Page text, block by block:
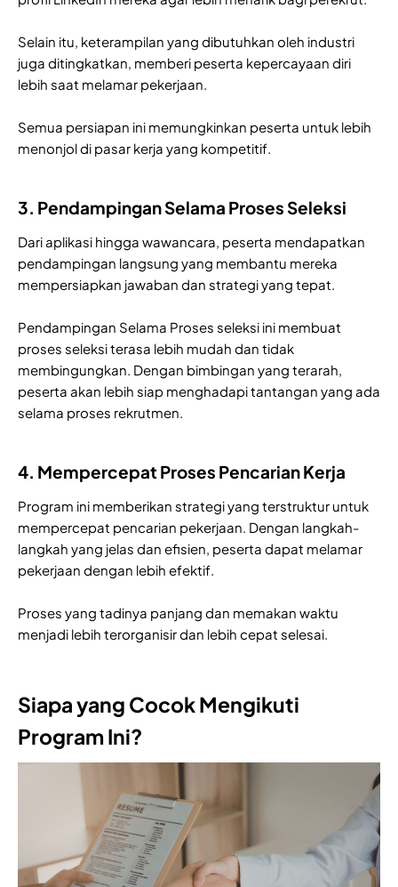
Selain itu, keterampilan yang dibutuhkan oleh industri
juga ditingkatkan, memberi peserta kepercayaan diri
lebih saat melamar pekerjaan.
Semua persiapan ini memungkinkan peserta untuk lebih
menonjol di pasar kerja yang kompetitif.
3. Pendampingan Selama Proses Seleksi
Dari aplikasi hingga wawancara, peserta mendapatkan
pendampingan langsung yang membantu mereka
mempersiapkan jawaban dan strategi yang tepat.
Pendampingan Selama Proses seleksi ini membuat
proses seleksi terasa lebih mudah dan tidak
membingungkan. Dengan bimbingan yang terarah,
peserta akan lebih siap menghadapi tantangan yang ada
selama proses rekrutmen.
4. Mempercepat Proses Pencarian Kerja
Program ini memberikan strategi yang terstruktur untuk
mempercepat pencarian pekerjaan. Dengan langkah-
langkah yang jelas dan efisien, peserta dapat melamar
pekerjaan dengan lebih efektif.
Proses yang tadinya panjang dan memakan waktu
menjadi lebih terorganisir dan lebih cepat selesai.
Siapa yang Cocok Mengikuti
Program Ini?